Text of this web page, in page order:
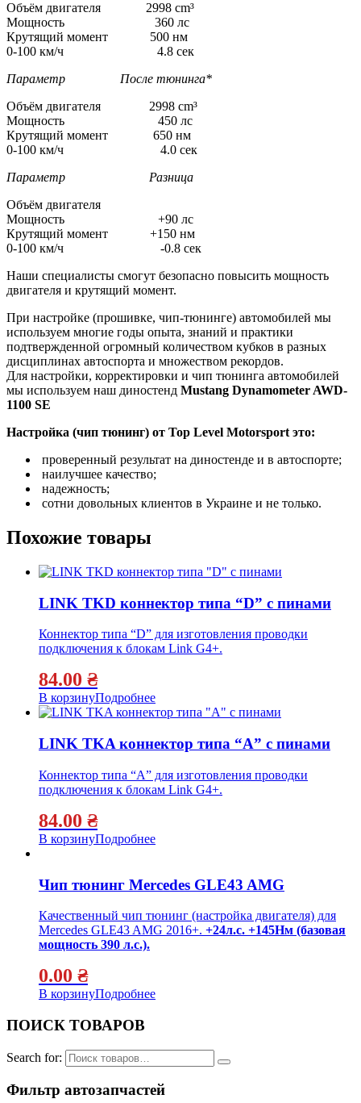
Объём двигателя 2998 cm³
Мощность 360 лс
Крутящий момент 500 нм
0-100 км/ч 4.8 сек
Параметр После тюнинга*
Объём двигателя 2998 cm³
Мощность 450 лс
Крутящий момент 650 нм
0-100 км/ч 4.0 сек
Параметр Разница
Объём двигателя
Мощность +90 лс
Крутящий момент +150 нм
0-100 км/ч -0.8 сек
Наши специалисты смогут безопасно повысить мощность
двигателя и крутящий момент.
При настройке (прошивке, чип-тюнинге) автомобилей мы
используем многие годы опыта, знаний и практики
подтвержденной огромный количеством кубков в разных
дисциплинах автоспорта и множеством рекордов.
Для настройки, корректировки и чип тюнинга автомобилей
мы используем наш диностенд Mustang Dynamometer AWD-
1100 SE
Настройка (чип тюнинг) от Top Level Motorsport это:
проверенный результат на диностенде и в автоспорте;
наилучшее качество;
надежность;
сотни довольных клиентов в Украине и не только.
Похожие товары
LINK TKD коннектор типа “D” с пинами
Коннектор типа “D” для изготовления проводки
подключения к блокам Link G4+.
84.00 ₴
В корзинуПодробнее
LINK TKA коннектор типа “А” с пинами
Коннектор типа “А” для изготовления проводки
подключения к блокам Link G4+.
84.00 ₴
В корзинуПодробнее
Чип тюнинг Mercedes GLE43 AMG
Качественный чип тюнинг (настройка двигателя) для
Mercedes GLE43 AMG 2016+. +24л.с. +145Нм (базовая
мощность 390 л.с.).
0.00 ₴
В корзинуПодробнее
ПОИСК ТОВАРОВ
Search for:
Фильтр автозапчастей